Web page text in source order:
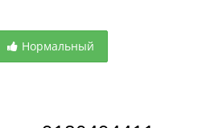
Нормальный